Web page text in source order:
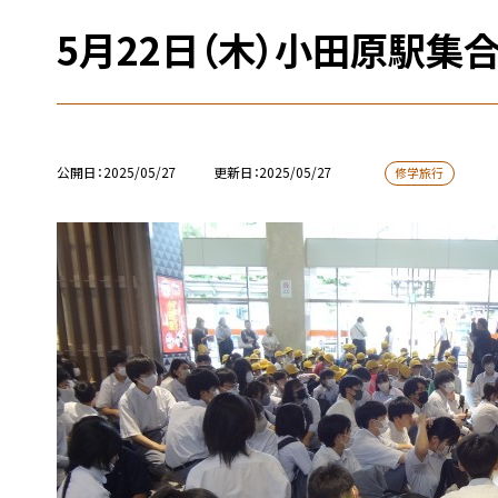
5月22日（木）小田原駅集
公開日 2025/05/27 更新日 2025/05/27 修学旅行